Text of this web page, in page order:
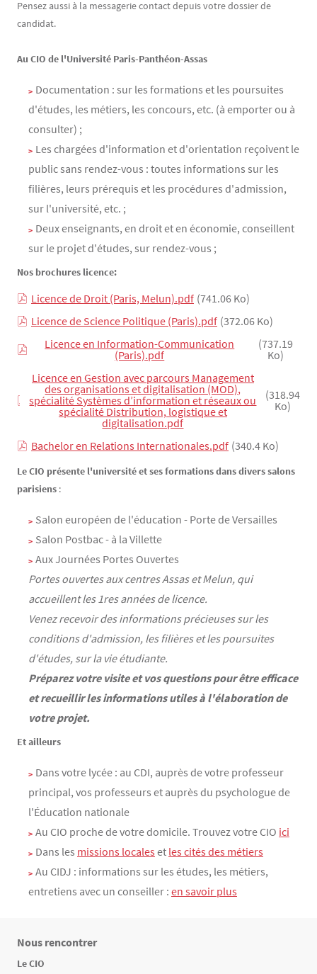
Pensez aussi à la messagerie contact depuis votre dossier de
candidat.
Au CIO de l'Université Paris-Panthéon-Assas
Documentation : sur les formations et les poursuites
d'études, les métiers, les concours, etc. (à emporter ou à
consulter) ;
Les chargées d'information et d'orientation reçoivent le
public sans rendez-vous : toutes informations sur les
filières, leurs prérequis et les procédures d'admission,
sur l'université, etc. ;
Deux enseignants, en droit et en économie, conseillent
sur le projet d'études, sur rendez-vous ;
Nos brochures licence:
Licence de Droit (Paris, Melun).pdf (741.06 Ko)
Licence de Science Politique (Paris).pdf (372.06 Ko)
Licence en Information-Communication
(Paris).pdf
(737.19
Ko)
Licence en Gestion avec parcours Management
des organisations et digitalisation (MOD),
spécialité Systèmes d’information et réseaux ou
spécialité Distribution, logistique et
digitalisation.pdf
(318.94
Ko)
Bachelor en Relations Internationales.pdf (340.4 Ko)
Le CIO présente l'université et ses formations dans divers salons
parisiens :
Salon européen de l'éducation - Porte de Versailles
Salon Postbac - à la Villette
Aux Journées Portes Ouvertes
Portes ouvertes aux centres Assas et Melun, qui
accueillent les 1res années de licence.
Venez recevoir des informations précieuses sur les
conditions d'admission, les filières et les poursuites
d'études, sur la vie étudiante.
Préparez votre visite et vos questions pour être efficace
et recueillir les informations utiles à l'élaboration de
votre projet.
Et ailleurs
Dans votre lycée : au CDI, auprès de votre professeur
principal, vos professeurs et auprès du psychologue de
l'Éducation nationale
Au CIO proche de votre domicile. Trouvez votre CIO ici
Dans les missions locales et les cités des métiers
Au CIDJ : informations sur les études, les métiers,
entretiens avec un conseiller : en savoir plus
Texte
Nous rencontrer
Le CIO